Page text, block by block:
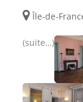
Île-de-
(suite…)